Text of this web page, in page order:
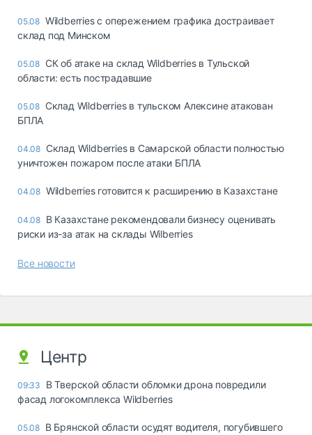
05.08 Wildberries с опережением графика достраивает
склад под Минском
05.08 СК об атаке на склад Wildberries в Тульской
области: есть пострадавшие
05.08 Склад Wildberries в тульском Алексине атакован
БПЛА
04.08 Склад Wildberries в Самарской области полностью
уничтожен пожаром после атаки БПЛА
04.08 Wildberries готовится к расширению в Казахстане
04.08 В Казахстане рекомендовали бизнесу оценивать
риски из-за атак на склады Wilberries
Все новости
Центр
09:33
В Тверской области обломки дрона повредили
фасад логокомплекса Wildberries
05.08 В Брянской области осудят водителя, погубившего